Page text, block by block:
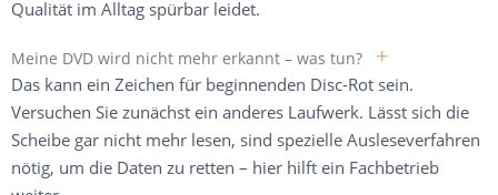
Qualität im Alltag spürbar leidet.
Meine DVD wird nicht mehr erkannt – was tun? +
Das kann ein Zeichen für beginnenden Disc-Rot sein.
Versuchen Sie zunächst ein anderes Laufwerk. Lässt sich die
Scheibe gar nicht mehr lesen, sind spezielle Ausleseverfahren
nötig, um die Daten zu retten – hier hilft ein Fachbetrieb